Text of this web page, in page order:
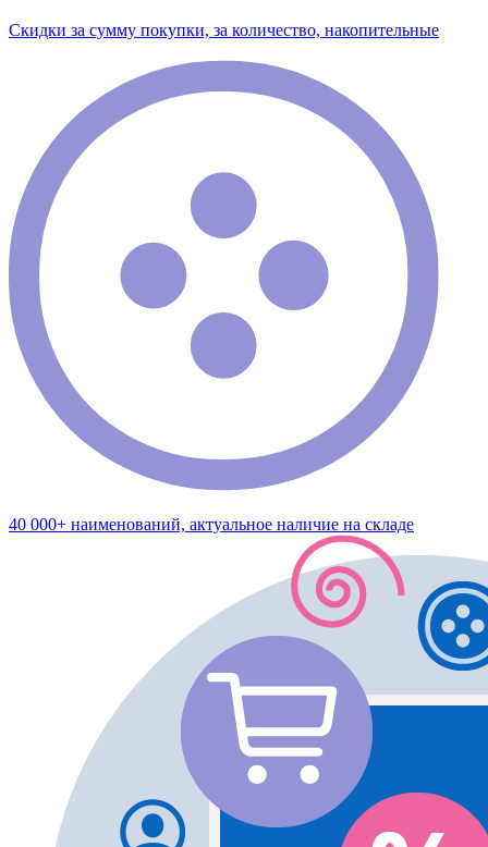
Скидки за сумму покупки, за количество, накопительные
40 000+ наименований, актуальное наличие на складе